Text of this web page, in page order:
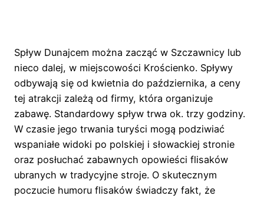
Spływ Dunajcem można zacząć w Szczawnicy lub
nieco dalej, w miejscowości Krościenko. Spływy
odbywają się od kwietnia do października, a ceny
tej atrakcji zależą od firmy, która organizuje
zabawę. Standardowy spływ trwa ok. trzy godziny.
W czasie jego trwania turyści mogą podziwiać
wspaniałe widoki po polskiej i słowackiej stronie
oraz posłuchać zabawnych opowieści flisaków
ubranych w tradycyjne stroje. O skutecznym
poczucie humoru flisaków świadczy fakt, że